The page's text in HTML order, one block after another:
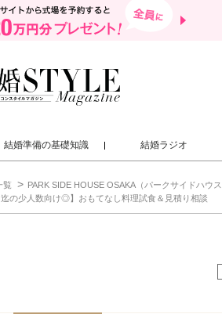
結婚準備の基礎知識 結婚ラジオ
覧
PARK SIDE HOUSE OSAKA（パークサイドハウス大阪／旧
の少人数向け◎】おもてなし料理試食＆見積り相談